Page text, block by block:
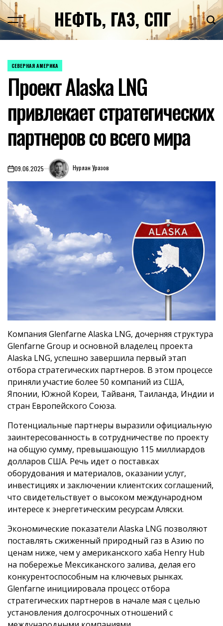
Перейти
к
содержимомуНЕФТЬ, ГАЗ, СПГ
ОПУБЛИКОВАНО
СЕВЕРНАЯ АМЕРИКА
Проект Alaska LNG
привлекает стратегических
партнеров со всего мира
on09.06.2025 Нурлан Уразов
Компания Glenfarne Alaska LNG, дочерняя структура
Glenfarne Group и основной владелец проекта
Alaska LNG, успешно завершила первый этап
отбора стратегических партнеров. В этом процессе
приняли участие более 50 компаний из США,
Японии, Южной Кореи, Тайваня, Таиланда, Индии и
стран Европейского Союза.
Потенциальные партнеры выразили официальную
заинтересованность в сотрудничестве по проекту
на общую сумму, превышающую 115 миллиардов
долларов США. Речь идет о поставках
оборудования и материалов, оказании услуг,
инвестициях и заключении клиентских соглашений,
что свидетельствует о высоком международном
интересе к энергетическим ресурсам Аляски.
Экономические показатели Alaska LNG позволяют
поставлять сжиженный природный газ в Азию по
ценам ниже, чем у американского хаба Henry Hub
на побережье Мексиканского залива, делая его
конкурентоспособным на ключевых рынках.
Glenfarne инициировала процесс отбора
стратегических партнеров в начале мая с целью
установления долгосрочных отношений с